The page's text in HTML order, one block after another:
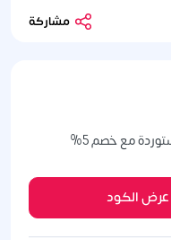
مع خصم 5%
عرض الكود